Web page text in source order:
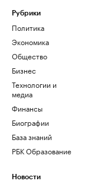
Рубрики
Политика
Экономика
Общество
Бизнес
Технологии и
медиа
Финансы
Биографии
База знаний
РБК Образование
Новости